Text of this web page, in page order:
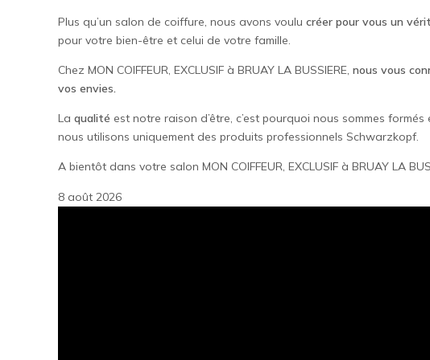
Plus qu’un salon de coiffure, nous avons voulu créer pour vous un
pour votre bien-être et celui de votre famille.
Chez MON COIFFEUR, EXCLUSIF à BRUAY LA BUSSIERE, nous vous
vos envies.
La qualité est notre raison d’être, c’est pourquoi nous sommes
nous utilisons uniquement des produits professionnels Schwarzkopf.
A bientôt dans votre salon MON COIFFEUR, EXCLUSIF à BRUAY LA
8 août 2026